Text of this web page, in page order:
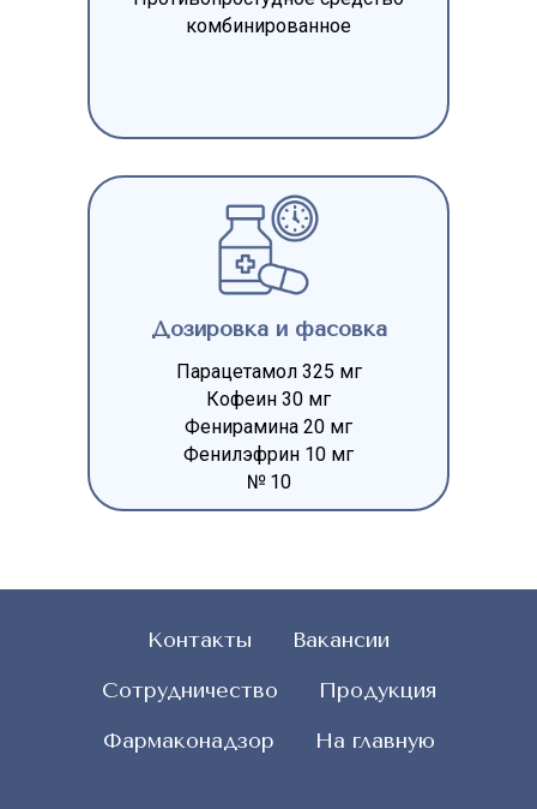
Дозировка и фасовка
Парацетамол 325 мг
Кофеин 30 мг
Фенирамина 20 мг
Фенилэфрин 10 мг
№ 10
комбинированное
Контакты
Вакансии
Сотрудничество
Продукция
Фармаконадзор
На главную